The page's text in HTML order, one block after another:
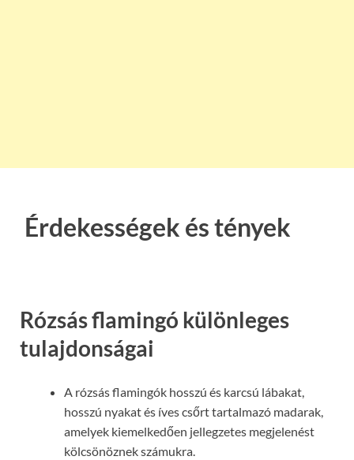
Érdekességek és tények
Rózsás flamingó különleges
tulajdonságai
A rózsás flamingók hosszú és karcsú lábakat,
hosszú nyakat és íves csőrt tartalmazó madarak,
amelyek kiemelkedően jellegzetes megjelenést
kölcsönöznek számukra.